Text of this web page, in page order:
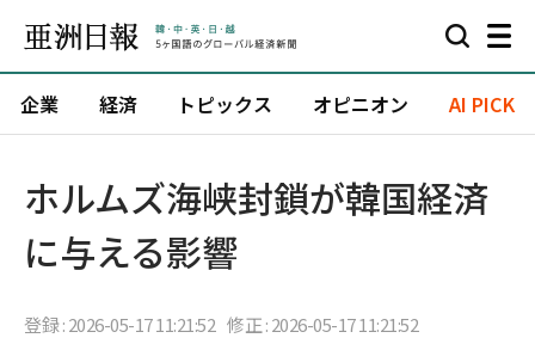
企業 経済 トピックス オピニオン AI PICK
ホルムズ海峡封鎖が韓国経済
に与える影響
登録 : 2026-05-17 11:21:52 修正 : 2026-05-17 11:21:52